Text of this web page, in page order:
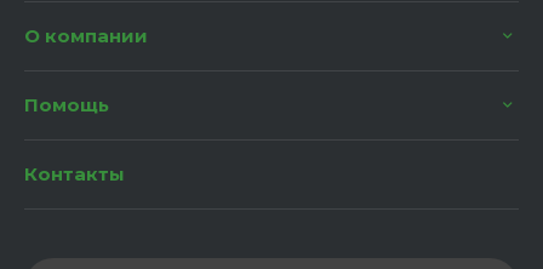
О компании
Помощь
Контакты